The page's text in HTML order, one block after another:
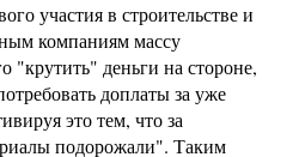
участия в строительстве и
компаниям массу
деньги на стороне,
доплаты за уже
это тем, что за
подорожали". Таким